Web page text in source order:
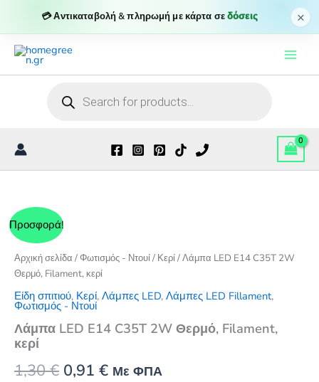
💳 Αντικαταβολή & πληρωμή με κάρτα σεδόσεις ×
Μετάβαση
στο
περιεχόμενο
search
Προσφορά!
Αρχική σελίδα /Φωτισμός - Ντουί/ Κερί/ Λάμπα LED E14 C35T 2W
Θερμό, Filament, κερί
Είδη σπιτιού, Κερί, Λάμπες LED, Λάμπες LED Fillament,
Φωτισμός - Ντουί
Λάμπα LED E14 C35T 2W Θερμό, Filament,
κερί
1,30€ Original
0,91 €ΗΜε ΦΠΑ
Θερμό,
Filament,